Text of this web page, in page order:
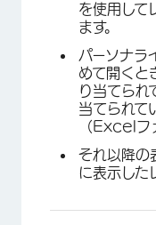
を使用して
ます。
パーソナラ
めて開くと
り当てられ
当てられて
（Excelフ
それ以降の
に表示した